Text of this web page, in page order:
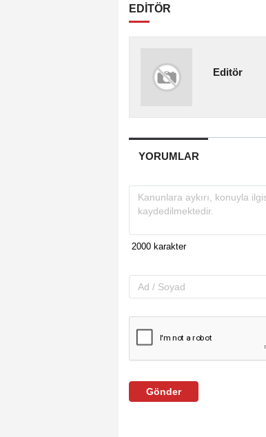
EDİTÖR
Editör
YORUMLAR
Gönder